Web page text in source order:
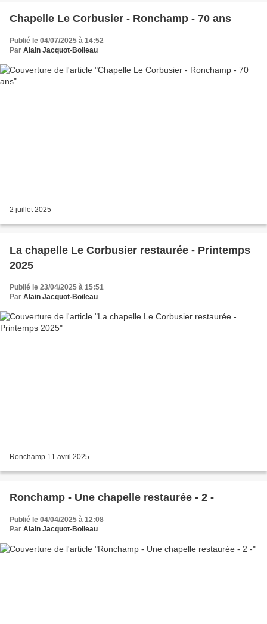
Chapelle Le Corbusier - Ronchamp - 70 ans
Publié le 04/07/2025 à 14:52
Par Alain Jacquot-Boileau
2 juillet 2025
La chapelle Le Corbusier restaurée - Printemps
2025
Publié le 23/04/2025 à 15:51
Par Alain Jacquot-Boileau
Ronchamp 11 avril 2025
Ronchamp - Une chapelle restaurée - 2 -
Publié le 04/04/2025 à 12:08
Par Alain Jacquot-Boileau